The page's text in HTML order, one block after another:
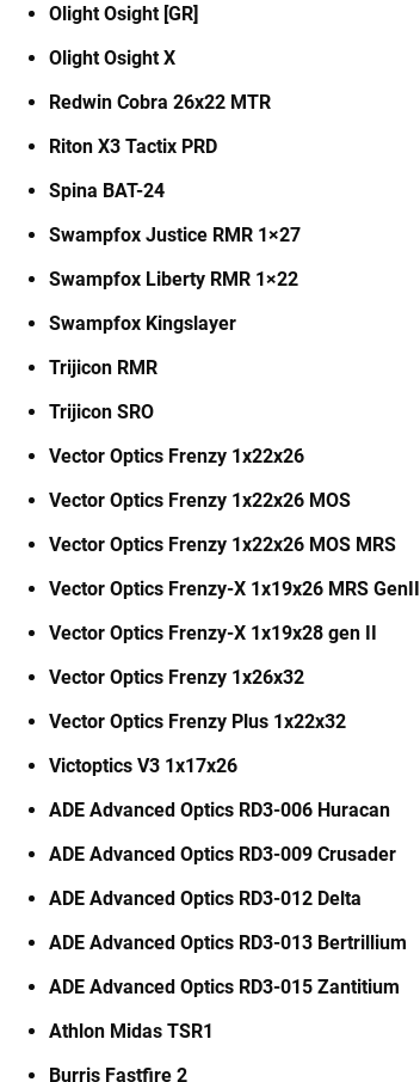
Olight Osight [GR]
Olight Osight X
Redwin Cobra 26x22 MTR
Riton X3 Tactix PRD
Spina BAT-24
Swampfox Justice RMR 1×27
Swampfox Liberty RMR 1×22
Swampfox Kingslayer
Trijicon RMR
Trijicon SRO
Vector Optics Frenzy 1x22x26
Vector Optics Frenzy 1x22x26 MOS
Vector Optics Frenzy 1x22x26 MOS MRS
Vector Optics Frenzy-X 1x19x26 MRS GenII
Vector Optics Frenzy-X 1x19x28 gen II
Vector Optics Frenzy 1x26x32
Vector Optics Frenzy Plus 1x22x32
Victoptics V3 1x17x26
ADE Advanced Optics RD3-006 Huracan
ADE Advanced Optics RD3-009 Crusader
ADE Advanced Optics RD3-012 Delta
ADE Advanced Optics RD3-013 Bertrillium
ADE Advanced Optics RD3-015 Zantitium
Athlon Midas TSR1
Burris Fastfire 2